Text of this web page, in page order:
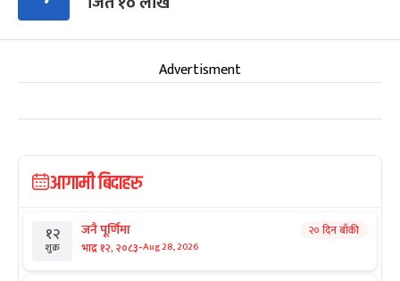
Advertisment
आगामी बिदाहरु
१२
शुक्र
जनै पूर्णिमा
भाद्र १२, २०८३-Aug 28, 2026
२० दिन बाँकी